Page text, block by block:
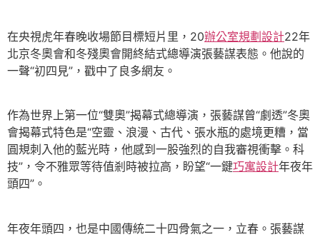
在央視虎年春晚收場節目標短片里，20辦公室規劃設計22年
北京冬奧會和冬殘奧會開終結式總導演張藝謀表態。他說的
一聲“初四見”，戳中了良多網友。
作為世界上第一位“雙奧”揭幕式總導演，張藝謀曾“劇透”冬奧
會揭幕式特色是“空靈、浪漫、古代、張水瓶的處境更糟，當
圓規刺入他的藍光時，他感到一股強烈的自我審視衝擊。科
技”，令不雅眾等待值剎時被拉高，盼望“一鍵巧寓設計年夜年
頭四”。
年夜年頭四，也是中國傳統二十四骨氣之一，立春。張藝謀